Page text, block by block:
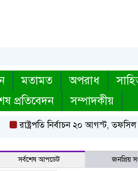
মতামত অপরাধ
প্রতিবেদন সম্পাদকীয়
নির্বাচন ২০ আগস্ট, তফসিল
সর্বশেষ আপডেট জনপ্রিয়